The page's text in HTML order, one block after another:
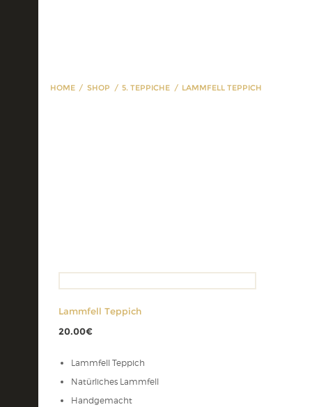
HOME SHOP 5. TEPPICHE LAMMFELL TEPPICH
Lammfell Teppich
20.00€
Lammfell Teppich
Natürliches Lammfell
Handgemacht